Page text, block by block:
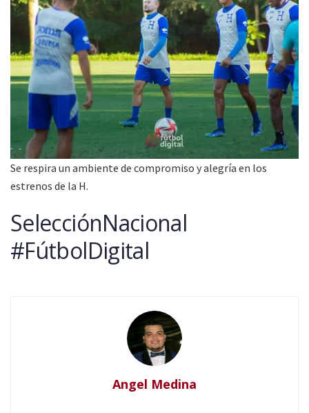
Se respira un ambiente de compromiso y alegría en los
estrenos de la H.
SelecciónNacional
#FútbolDigital
Angel Medina